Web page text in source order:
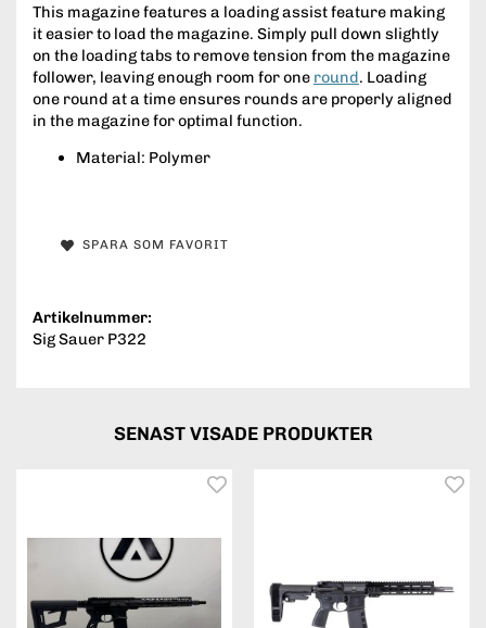
This magazine features a loading assist feature making
it easier to load the magazine. Simply pull down slightly
on the loading tabs to remove tension from the magazine
follower, leaving enough room for one round. Loading
one round at a time ensures rounds are properly aligned
in the magazine for optimal function.
Material: Polymer
SPARA SOM FAVORIT
Artikelnummer:
Sig Sauer P322
SENAST VISADE PRODUKTER